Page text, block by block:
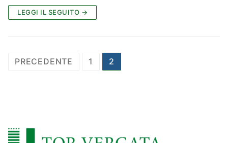
LEGGI IL SEGUITO →
Paginazione
PRECEDENTE 1 2